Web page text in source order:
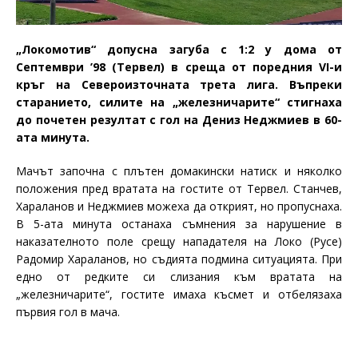
„Локомотив“ допусна загуба с 1:2 у дома от
Септември ’98 (Тервел) в среща от поредния VI-и
кръг на Североизточната трета лига. Въпреки
старанието, силите на „железничарите“ стигнаха
до почетен резултат с гол на Дениз Неджмиев в 60-
ата минута.
Мачът започна с плътен домакински натиск и няколко
положения пред вратата на гостите от Тервел. Станчев,
Хараланов и Неджмиев можеха да открият, но пропуснаха.
В 5-ата минута останаха съмнения за нарушение в
наказателното поле срещу нападателя на Локо (Русе)
Радомир Хараланов, но съдията подмина ситуацията. При
едно от редките си слизания към вратата на
„железничарите“, гостите имаха късмет и отбелязаха
първия гол в мача.